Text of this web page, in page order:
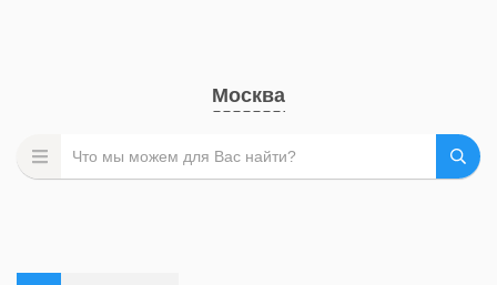
Москва